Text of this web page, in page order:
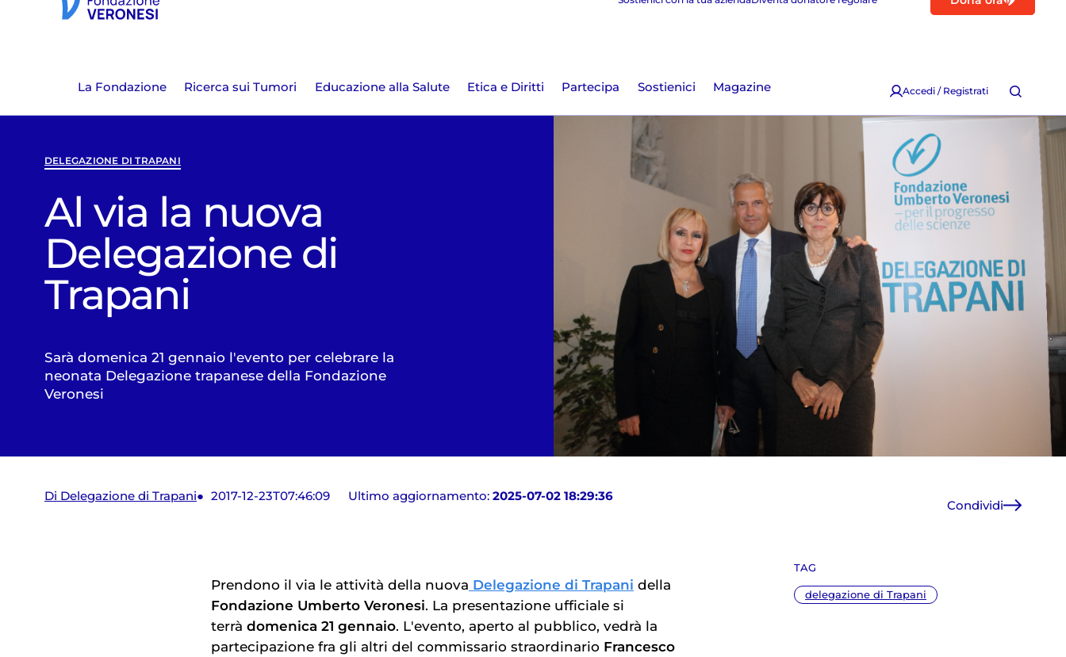
La Fondazione Ricerca sui Tumori Educazione alla Salute Etica e Diritti Partecipa Sostienici Magazine Accedi / Registrati
DELEGAZIONE DI TRAPANI
Al via la nuova
Delegazione di
Trapani
Sarà domenica 21 gennaio l'evento per celebrare la
neonata Delegazione trapanese della Fondazione
Veronesi
Di Delegazione di Trapani 2017-12-23T07:46:09 Ultimo aggiornamento: 2025-07-02 18:29:36
Condividi
TAG
delegazione di Trapani
Prendono il via le attività della nuova Delegazione di Trapani della
Fondazione Umberto Veronesi. La presentazione ufficiale si
terrà domenica 21 gennaio. L'evento, aperto al pubblico, vedrà la
partecipazione fra gli altri del commissario straordinario Francesco